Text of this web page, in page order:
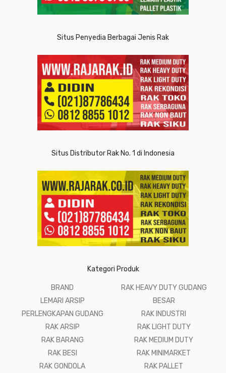
Situs Penyedia Berbagai Jenis Rak
Situs Distributor Rak No. 1 di Indonesia
Kategori Produk
BRAND
LEMARI ARSIP
PERLENGKAPAN GUDANG
RAK ARSIP
RAK BARANG
RAK BESI
RAK GONDOLA
RAK HEAVY DUTY GUDANG
BESAR
RAK INDUSTRI
RAK LIGHT DUTY
RAK MEDIUM DUTY
RAK MINIMARKET
RAK PALLET